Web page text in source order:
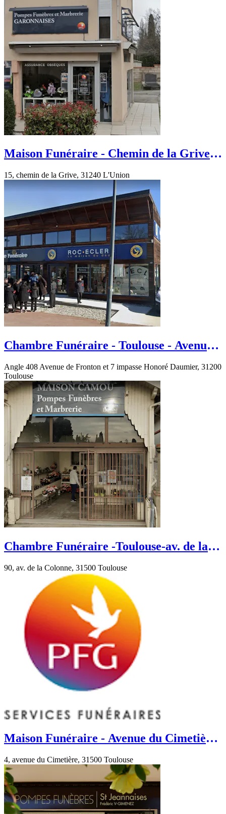
Maison Funéraire - Chemin de la Grive -
15, chemin de la Grive, 31240 L'Union
Chambre Funéraire - Toulouse - Avenue
Angle 408 Avenue de Fronton et 7 impasse Honoré Daumier, 31200
Toulouse
Chambre Funéraire -Toulouse-av. de la
90, av. de la Colonne, 31500 Toulouse
Maison Funéraire - Avenue du Cimetière
4, avenue du Cimetière, 31500 Toulouse